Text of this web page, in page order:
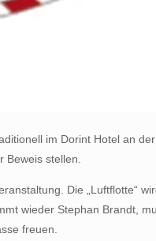
im Dorint Hotel an
stellen.
Die „Luftflotte“
wieder Stephan Brandt,
freuen.